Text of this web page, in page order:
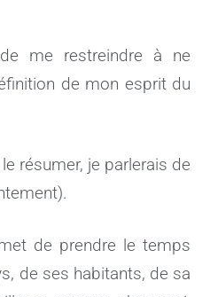
me restreindre à ne
de mon esprit du
résumer, je parlerais de
de prendre le temps
de ses habitants, de sa